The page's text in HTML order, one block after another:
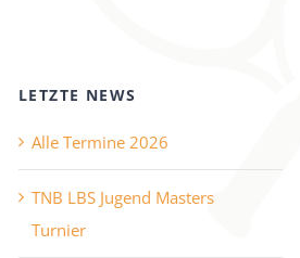
LETZTE NEWS
Alle Termine 2026
TNB LBS Jugend Masters
Turnier